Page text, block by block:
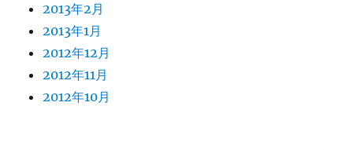
2013年2月
2013年1月
2012年12月
2012年11月
2012年10月